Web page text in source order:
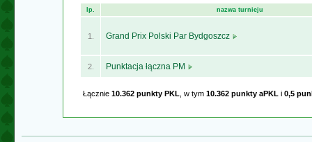
lp. nazwa turnieju
1. Grand Prix Polski Par Bydgoszcz
2. Punktacja łączna PM
Łącznie 10.362 punkty PKL , w tym 10.362 punkty aPKL i 0,5